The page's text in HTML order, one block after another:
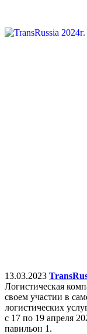
13.03.2023
Логистическая
своем участии в
логистических
с 17 по 19 апреля
павильон 1.